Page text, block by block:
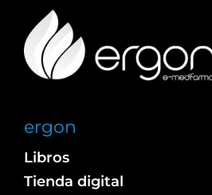
ergon
Libros
Tienda digital